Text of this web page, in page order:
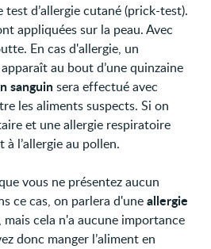
d’allergie cutané (prick-test).
appliquées sur la peau. Avec
En cas d'allergie, un
au bout d’une quinzaine
sanguinsera effectué avec
les aliments suspects. Si on
et une allergie respiratoire
l’allergie au pollen.
vous ne présentez aucun
ce cas, on parlera d'uneallergie
cela n'a aucune importance
donc manger l’aliment en